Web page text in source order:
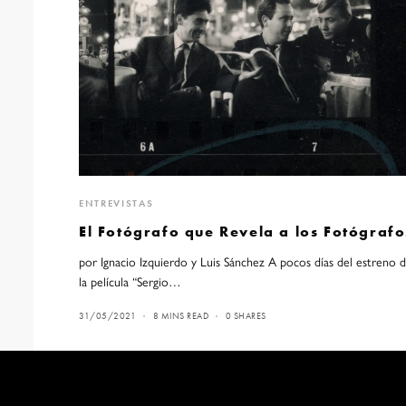
ENTREVISTAS
El Fotógrafo que Revela a los
por Ignacio Izquierdo y Luis Sánchez A pocos días del estreno
la película “Sergio…
31/05/2021 8 MINS READ 0 SHARES